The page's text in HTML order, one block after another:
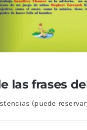
las frases
(puede